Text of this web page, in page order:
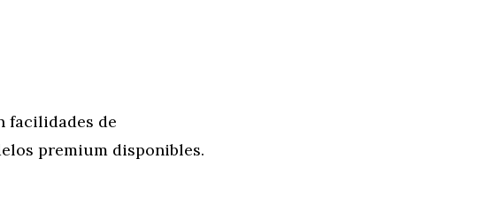
facilidades de
premium disponibles.